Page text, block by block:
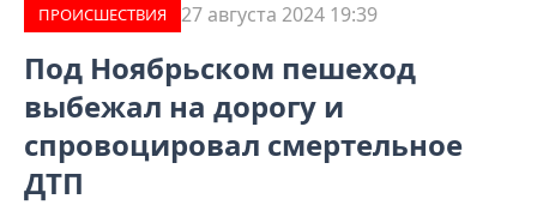
ПРОИCШЕСТВИЯ 27 августа 2024 19:39
Под Ноябрьском пешеход
выбежал на дорогу и
спровоцировал смертельное
ДТП